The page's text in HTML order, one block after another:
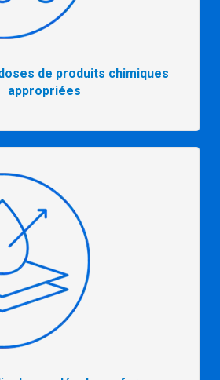
de produits chimiques
appropriées